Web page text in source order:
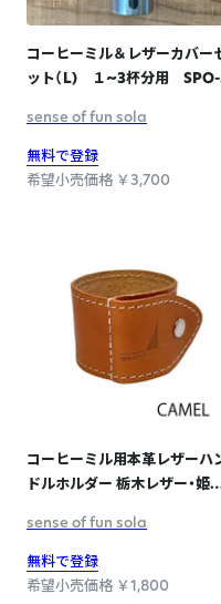
コーヒーミル＆レザーカバー
ット（L) １~3杯分用 SPO-
sense of fun sola
無料で登録
希望小売価格 ￥3,700
コーヒーミル用本革レザーハ
ドルホルダー 栃木レザー・姫
CAMEL
sense of fun sola
無料で登録
希望小売価格 ￥1,800